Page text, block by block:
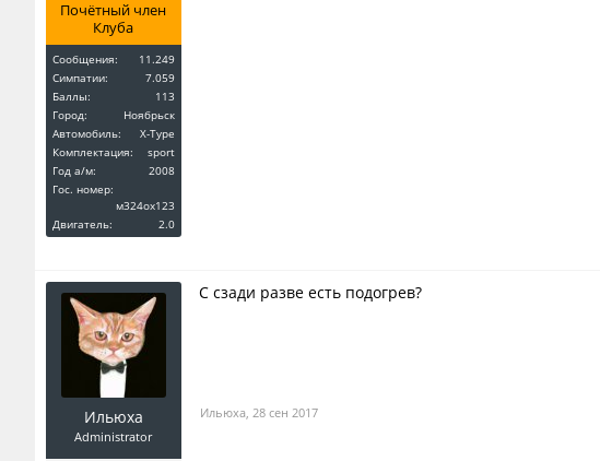
Почётный член
Клуба
Сообщения:
11.249
Симпатии:
7.059
Баллы:
113
Город:
Ноябрьск
Автомобиль:
X-Type
Комплектация:
sport
Год a/м:
2008
Гос. номер:
м324ох123
Двигатель:
2.0
Ильюха
Administrator
С сзади разве есть подогрев?
Ильюха, 28 сен 2017